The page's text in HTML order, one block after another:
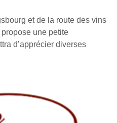
et de la route des vins
propose une petite
d’apprécier diverses